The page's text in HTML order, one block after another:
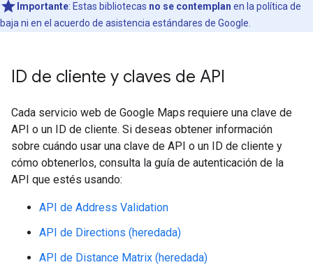
Importante: Estas bibliotecas no se contemplan en la política de
baja ni en el acuerdo de asistencia estándares de Google.
ID de cliente y claves de API
Cada servicio web de Google Maps requiere una clave de
API o un ID de cliente. Si deseas obtener información
sobre cuándo usar una clave de API o un ID de cliente y
cómo obtenerlos, consulta la guía de autenticación de la
API que estés usando:
API de Address Validation
API de Directions (heredada)
API de Distance Matrix (heredada)